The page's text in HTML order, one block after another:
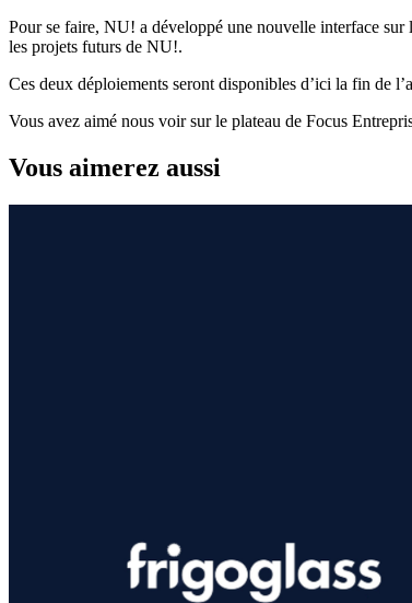
Pour se faire, NU! a développé une nouvelle interface
les projets futurs de NU!.
Ces deux déploiements seront disponibles d’ici la fin de
Vous avez aimé nous voir sur le plateau de Focus
Vous aimerez aussi